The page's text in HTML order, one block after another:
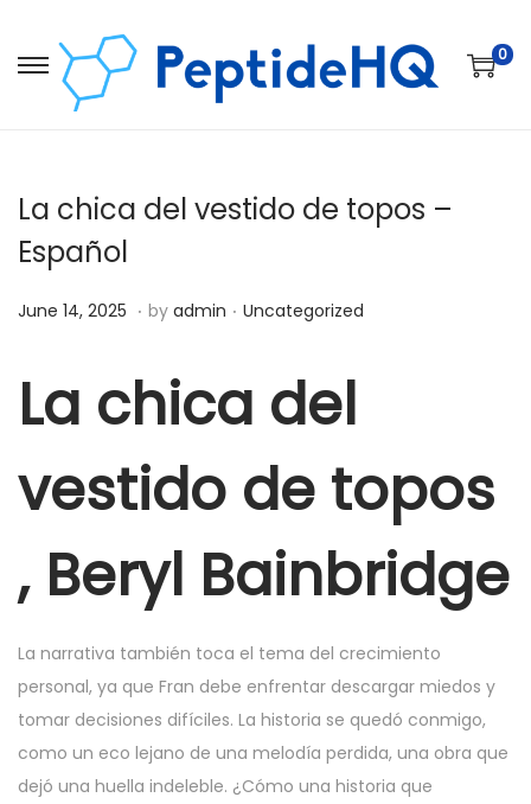
0
La chica del vestido de topos –
Español
Posted on
June 14, 2025 D
c
b
e
6
5
. by admin . Posted in
Uncategorized
La chica del
vestido de topos
, Beryl Bainbridge
La narrativa también toca el tema del crecimiento
personal, ya que Fran debe enfrentar descargar miedos y
tomar decisiones difíciles. La historia se quedó conmigo,
como un eco lejano de una melodía perdida, una obra que
dejó una huella indeleble. ¿Cómo una historia que